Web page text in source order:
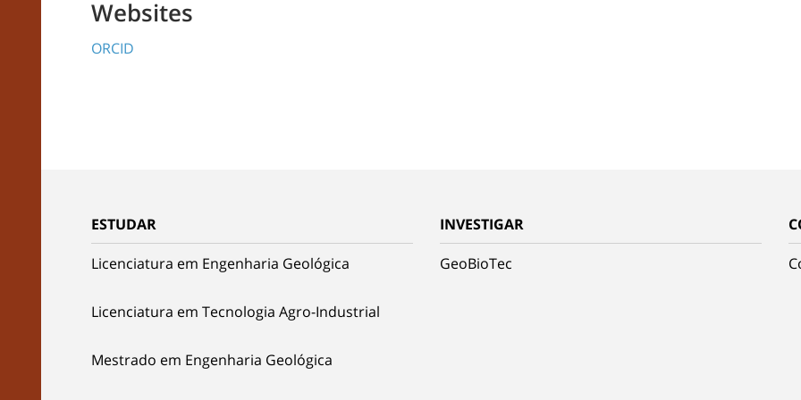
Websites
ORCID
ESTUDAR
Licenciatura em Engenharia Geológica
Licenciatura em Tecnologia Agro-Industrial
Mestrado em Engenharia Geológica
INVESTIGAR
GeoBioTec